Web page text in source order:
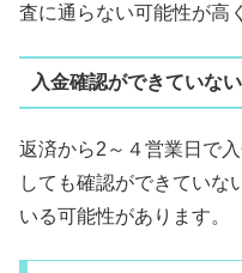
査に通らない可能性が高
入金確認ができていない
返済から2～４営業日で
しても確認ができていな
いる可能性があります。